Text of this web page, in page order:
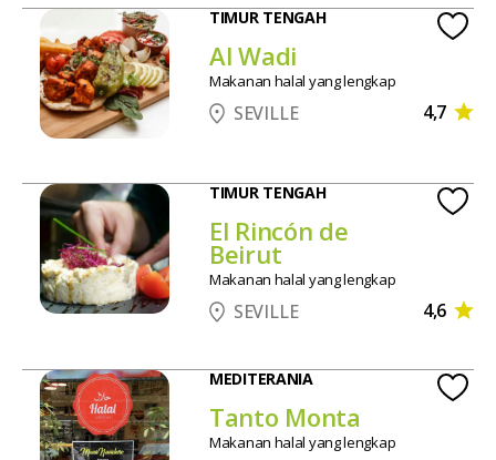
TIMUR TENGAH
Al Wadi
Makanan halal yang lengkap
SEVILLE 4,7
TIMUR TENGAH
El Rincón de
Beirut
Makanan halal yang lengkap
SEVILLE 4,6
MEDITERANIA
Tanto Monta
Makanan halal yang lengkap